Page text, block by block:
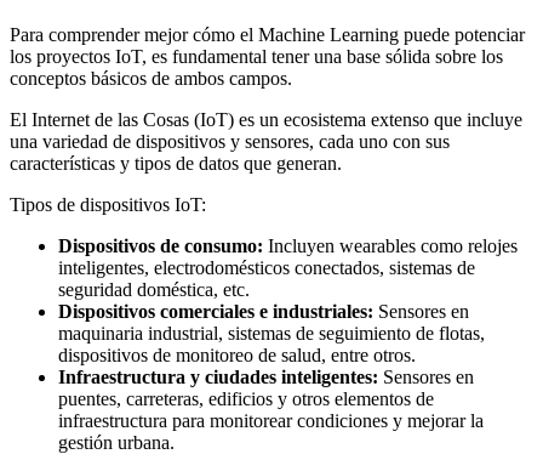
Para comprender mejor cómo el Machine Learning puede potenciar
los proyectos IoT, es fundamental tener una base sólida sobre los
conceptos básicos de ambos campos.
El Internet de las Cosas (IoT) es un ecosistema extenso que incluye
una variedad de dispositivos y sensores, cada uno con sus
características y tipos de datos que generan.
Tipos de dispositivos IoT:
Dispositivos de consumo: Incluyen wearables como relojes
inteligentes, electrodomésticos conectados, sistemas de
seguridad doméstica, etc.
Dispositivos comerciales e industriales: Sensores en
maquinaria industrial, sistemas de seguimiento de flotas,
dispositivos de monitoreo de salud, entre otros.
Infraestructura y ciudades inteligentes: Sensores en
puentes, carreteras, edificios y otros elementos de
infraestructura para monitorear condiciones y mejorar la
gestión urbana.